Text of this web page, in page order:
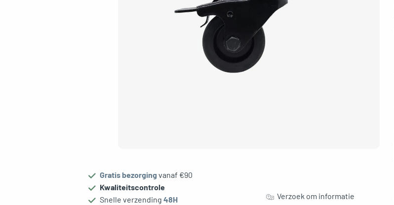
Gratis bezorging vanaf €90
Kwaliteitscontrole
Snelle verzending 48H
Verzoek om informatie